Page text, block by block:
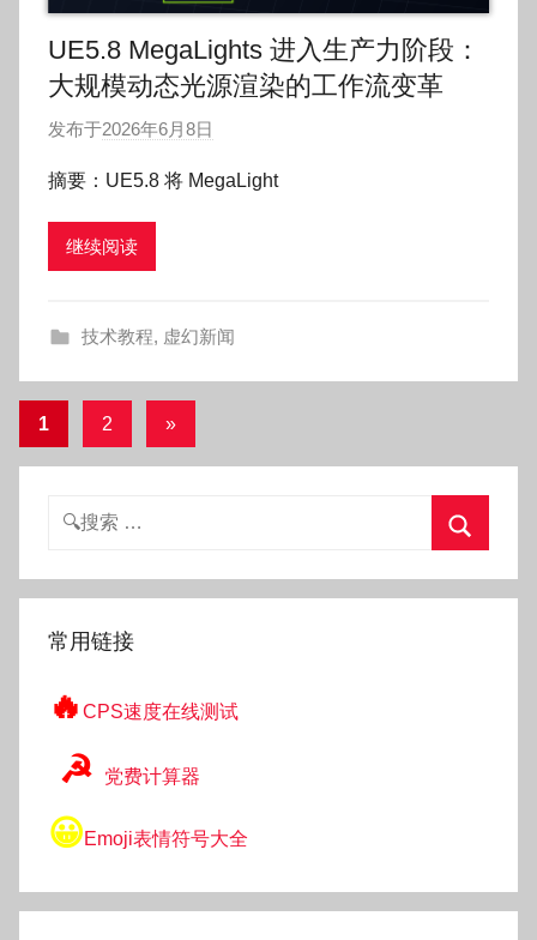
UE5.8 MegaLights 进入生产力阶段：
大规模动态光源渲染的工作流变革
发布于2026年6月8日
:
g
o
摘要：UE5.8 将 MegaLight
继续阅读
技术教程, 虚幻新闻
文
章
1 2
下
»
搜
索
常用链接
🔥 CPS速度在线测试
☭ 党费计算器
😀Emoji表情符号大全